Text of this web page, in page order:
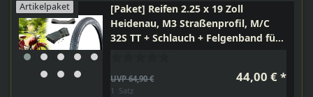
Artikelpaket
[Paket] Reifen 2.25 x 19 Zoll
Heidenau, M3 Straßenprofil, M/C
32S TT + Schlauch + Felgenband für
UVP 64,90 € 44,00 € *
1 Satz